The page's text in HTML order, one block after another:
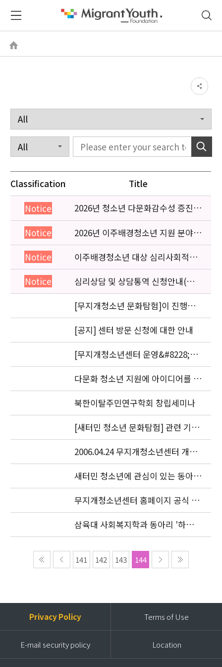
Classification Title
Notice
2026년 청소년 다문화감수성 증진
프로그램 「다가감」신청기관 안내
Notice
2026년 이주배경청소년 지원 분야
종사자 역량강화 교육 일정 안내
Notice
이주배경청소년 대상 심리사회적응
검사 연수동영상 개편 안내
Notice
심리상담 및 상담통역 신청안내(의뢰
서첨부)
[무지개청소년 문화탐험]이 진행됩
니다.
[공지] 센터 방문 신청에 대한 안내
[무지개청소년센터 운영&#8228;자
문위원회 회의] 개최
다문화 청소년 지원에 아이디어를 제
안해 주세요.
북한이탈주민연구학회 창립세미나
[새터민 청소년 문화탐험] 관련 기관
실무자 간담회
2006.04.24 무지개청소년센터 개소
식이 있었습니다.
새터민 청소년에 관심이 있는 동아리
를 찾습니다.
무지개청소년센터 홈페이지 공식 오
픈
삼육대 사회복지학과 동아리 '하늘
샘' 특강
141 142 143 144
Privacy Policy Terms of Use
E-mail security policy Location